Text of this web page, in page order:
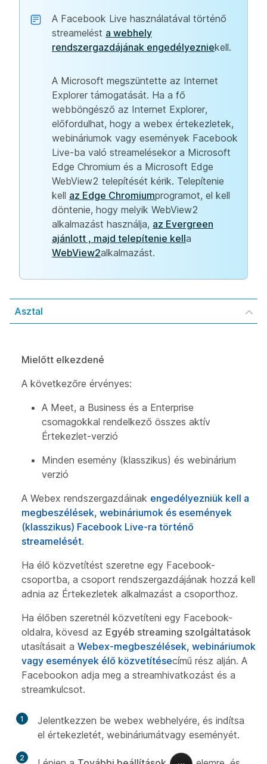
A Facebook Live használatával történő
streamelést a webhely
rendszergazdájának engedélyezniekell.
A Microsoft megszüntette az Internet
Explorer támogatását. Ha a fő
webböngésző az Internet Explorer,
előfordulhat, hogy a webex értekezletek,
webináriumok vagy események Facebook
Live-ba való streamelésekor a Microsoft
Edge Chromium és a Microsoft Edge
WebView2 telepítését kérik. Telepítenie
kell az Edge Chromiumprogramot, el kell
döntenie, hogy melyik WebView2
alkalmazást használja, az Evergreen
ajánlott , majd telepítenie kella
WebView2alkalmazást.
Asztal
Mielőtt elkezdené
A következőre érvényes:
A Meet, a Business és a Enterprise
csomagokkal rendelkező összes aktív
Értekezlet-verzió
Minden esemény (klasszikus) és webinárium
verzió
A Webex rendszergazdáinak engedélyezniük kell a
megbeszélések, webináriumok és események
(klasszikus) Facebook Live-ra történő
streamelését.
Ha élő közvetítést szeretne egy Facebook-
csoportba, a csoport rendszergazdájának hozzá kell
adnia az Értekezletek alkalmazást a csoporthoz.
Ha élőben szeretnél közvetíteni egy Facebook-
oldalra, kövesd az Egyéb streaming szolgáltatások
utasításait a Webex-megbeszélések, webináriumok
vagy események élő közvetítésecímű rész alján. A
Facebookon adja meg a streamhivatkozást és a
streamkulcsot.
1
Jelentkezzen be webex webhelyére, és indítsa
el értekezletét, webináriumátvagy eseményét.
2